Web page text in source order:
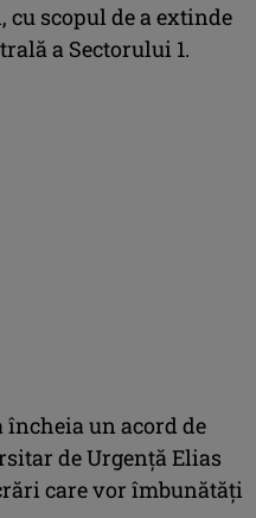
scopul de a extinde
a Sectorului 1.
încheia un acord de
de Urgenţă Elias
care vor îmbunătăţi